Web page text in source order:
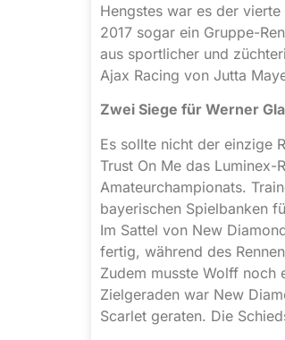
Hengstes war es der
2017 sogar ein Gruppe-
aus sportlicher und
Ajax Racing von Jutta
Zwei Siege für Werner
Es sollte nicht der einzige
Trust On Me das Luminex-
Amateurchampionats.
bayerischen Spielbanken
Im Sattel von New
fertig, während des
Zudem musste Wolff noch
Zielgeraden war New
Scarlet geraten. Die